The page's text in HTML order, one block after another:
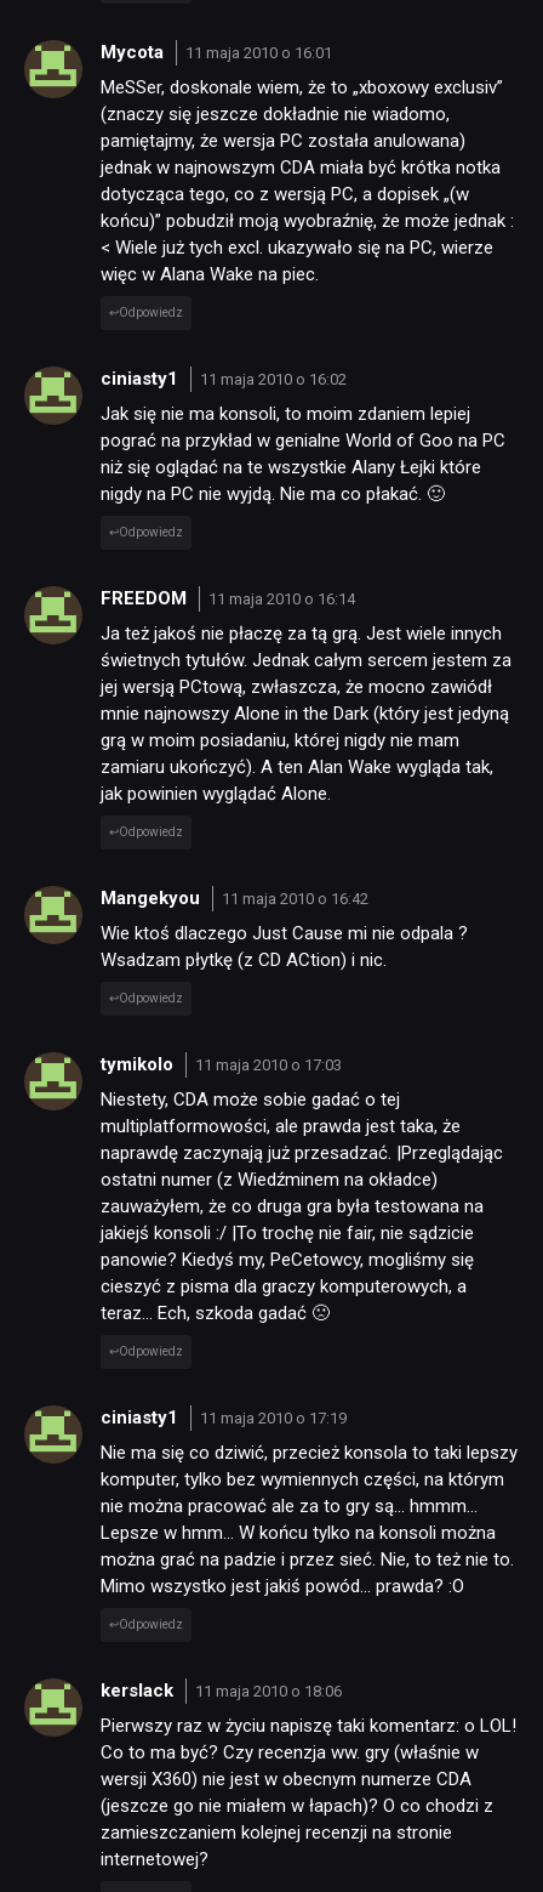
Mycota 11 maja 2010 o 16:01
MeSSer, doskonale wiem, że to „xboxowy exclusiv”
(znaczy się jeszcze dokładnie nie wiadomo,
pamiętajmy, że wersja PC została anulowana)
jednak w najnowszym CDA miała być krótka notka
dotycząca tego, co z wersją PC, a dopisek „(w
końcu)” pobudził moją wyobraźnię, że może jednak :
< Wiele już tych excl. ukazywało się na PC, wierze
więc w Alana Wake na piec.
Odpowiedz
ciniasty1 11 maja 2010 o 16:02
Jak się nie ma konsoli, to moim zdaniem lepiej
pograć na przykład w genialne World of Goo na PC
niż się oglądać na te wszystkie Alany Łejki które
nigdy na PC nie wyjdą. Nie ma co płakać. 🙂
Odpowiedz
FREEDOM 11 maja 2010 o 16:14
Ja też jakoś nie płaczę za tą grą. Jest wiele innych
świetnych tytułów. Jednak całym sercem jestem za
jej wersją PCtową, zwłaszcza, że mocno zawiódł
mnie najnowszy Alone in the Dark (który jest jedyną
grą w moim posiadaniu, której nigdy nie mam
zamiaru ukończyć). A ten Alan Wake wygląda tak,
jak powinien wyglądać Alone.
Odpowiedz
Mangekyou 11 maja 2010 o 16:42
Wie ktoś dlaczego Just Cause mi nie odpala ?
Wsadzam płytkę (z CD ACtion) i nic.
Odpowiedz
tymikolo 11 maja 2010 o 17:03
Niestety, CDA może sobie gadać o tej
multiplatformowości, ale prawda jest taka, że
naprawdę zaczynają już przesadzać. |Przeglądając
ostatni numer (z Wiedźminem na okładce)
zauważyłem, że co druga gra była testowana na
jakiejś konsoli :/ |To trochę nie fair, nie sądzicie
panowie? Kiedyś my, PeCetowcy, mogliśmy się
cieszyć z pisma dla graczy komputerowych, a
teraz… Ech, szkoda gadać 🙁
Odpowiedz
ciniasty1 11 maja 2010 o 17:19
Nie ma się co dziwić, przecież konsola to taki lepszy
komputer, tylko bez wymiennych części, na którym
nie można pracować ale za to gry są… hmmm…
Lepsze w hmm… W końcu tylko na konsoli można
można grać na padzie i przez sieć. Nie, to też nie to.
Mimo wszystko jest jakiś powód… prawda? :O
Odpowiedz
kerslack 11 maja 2010 o 18:06
Pierwszy raz w życiu napiszę taki komentarz: o LOL!
Co to ma być? Czy recenzja ww. gry (właśnie w
wersji X360) nie jest w obecnym numerze CDA
(jeszcze go nie miałem w łapach)? O co chodzi z
zamieszczaniem kolejnej recenzji na stronie
internetowej?